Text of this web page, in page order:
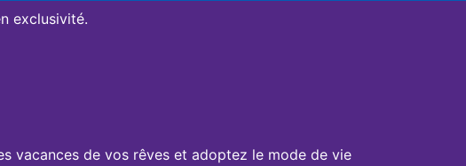
exclusivité.
vacances de vos rêves et adoptez le mode de vie